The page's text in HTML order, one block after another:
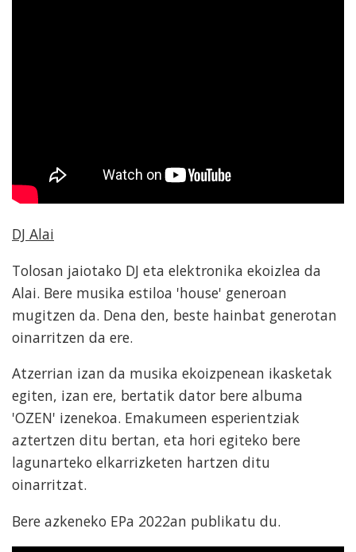
DJ Alai
Tolosan jaiotako DJ eta elektronika ekoizlea da
Alai. Bere musika estiloa 'house' generoan
mugitzen da. Dena den, beste hainbat generotan
oinarritzen da ere.
Atzerrian izan da musika ekoizpenean ikasketak
egiten, izan ere, bertatik dator bere albuma
'OZEN' izenekoa. Emakumeen esperientziak
aztertzen ditu bertan, eta hori egiteko bere
lagunarteko elkarrizketen hartzen ditu
oinarritzat.
Bere azkeneko EPa 2022an publikatu du.